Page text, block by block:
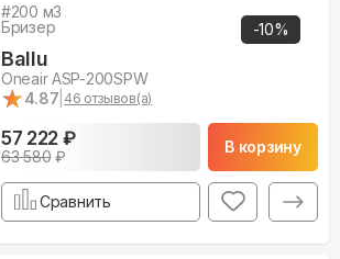
-10%
#200 м3
Бризер
Ballu
Oneair ASP-200SPW
★
★4.87 46 отзывов(а)
57 222 ₽
63 580₽
В корзину
Сравнить